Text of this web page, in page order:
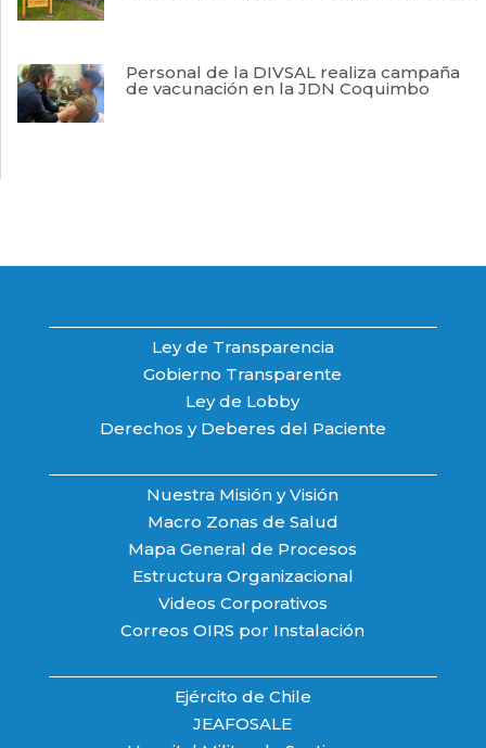
Personal de la DIVSAL realiza campaña
de vacunación en la JDN Coquimbo
Ley de Transparencia
Gobierno Transparente
Ley de Lobby
Derechos y Deberes del Paciente
Nuestra Misión y Visión
Macro Zonas de Salud
Mapa General de Procesos
Estructura Organizacional
Videos Corporativos
Correos OIRS por Instalación
Ejército de Chile
JEAFOSALE